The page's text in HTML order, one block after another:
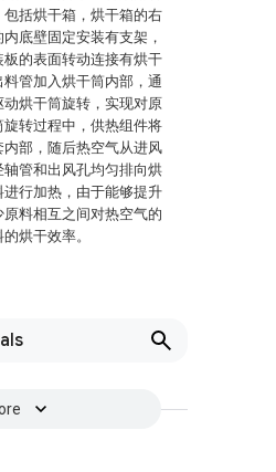
括烘干箱，烘干箱的右
底壁固定安装有支架，
的表面转动连接有烘干
管加入烘干筒内部，通
烘干筒旋转，实现对原
转过程中，供热组件将
部，随后热空气从进风
管和出风孔均匀排向烘
行加热，由于能够提升
料相互之间对热空气的
烘干效率。